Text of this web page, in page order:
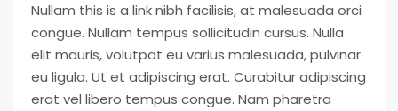
Nullam this is a link nibh facilisis, at malesuada orci
congue. Nullam tempus sollicitudin cursus. Nulla
elit mauris, volutpat eu varius malesuada, pulvinar
eu ligula. Ut et adipiscing erat. Curabitur adipiscing
erat vel libero tempus congue. Nam pharetra